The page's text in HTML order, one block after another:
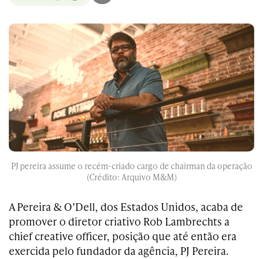
PJ pereira assume o recém-criado cargo de chairman da operação
(Crédito: Arquivo M&M)
A Pereira & O’Dell, dos Estados Unidos, acaba de
promover o diretor criativo Rob Lambrechts a
chief creative officer, posição que até então era
exercida pelo fundador da agência, PJ Pereira.